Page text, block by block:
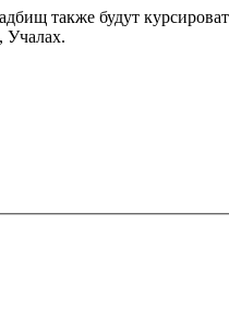
также будут
Учалах.